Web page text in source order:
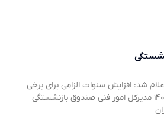
شد: افزایش سنوات الزامی برای برخی
گروه‌ها از سوم مرداد ۱۴۰۳ مدیرکل امور فنی صندوق بازنشستگی